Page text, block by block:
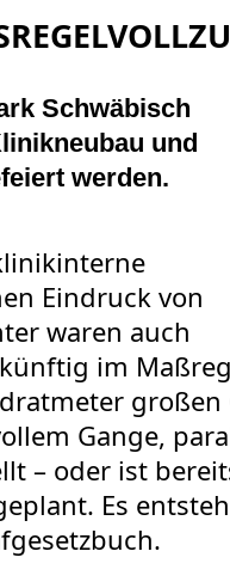
Schwäbisch
und
werden.
Eindruck von
waren auch
im
Gange,
– oder ist
Es